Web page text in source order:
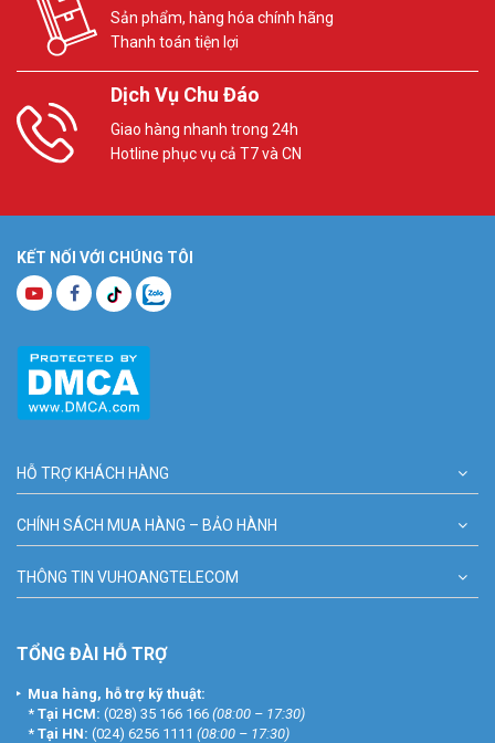
Sản phẩm, hàng hóa chính hãng
Thanh toán tiện lợi
Dịch Vụ Chu Đáo
Giao hàng nhanh trong 24h
Hotline phục vụ cả T7 và CN
KẾT NỐI VỚI CHÚNG TÔI
HỖ TRỢ KHÁCH HÀNG
CHÍNH SÁCH MUA HÀNG – BẢO HÀNH
THÔNG TIN VUHOANGTELECOM
TỔNG ĐÀI HỖ TRỢ
Mua hàng, hỗ trợ kỹ thuật:
* Tại HCM: (028) 35 166 166 (08:00 – 17:30)
* Tại HN: (024) 6256 1111 (08:00 – 17:30)